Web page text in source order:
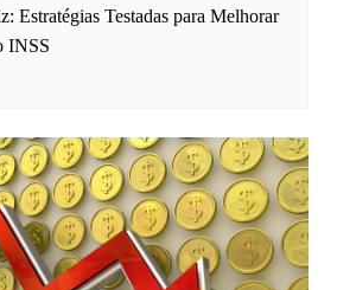
Estratégias Testadas para Melhorar
INSS